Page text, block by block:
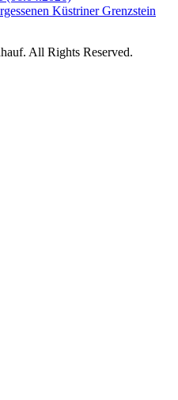
Küstriner Grenzstein
All Rights Reserved.